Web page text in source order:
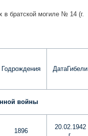
в братской могиле № 14 (г.
Годрождения ДатаГибели
войны
1896
20.02.1942